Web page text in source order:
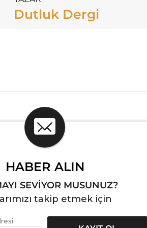
Dutluk Dergi
HABER ALIN
SEVİYOR MUSUNUZ?
takip etmek için